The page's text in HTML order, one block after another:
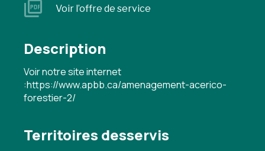
Voir l’offre de service
Description
Voir notre site internet
:https://www.apbb.ca/amenagement-acerico-
forestier-2/
Territoires desservis